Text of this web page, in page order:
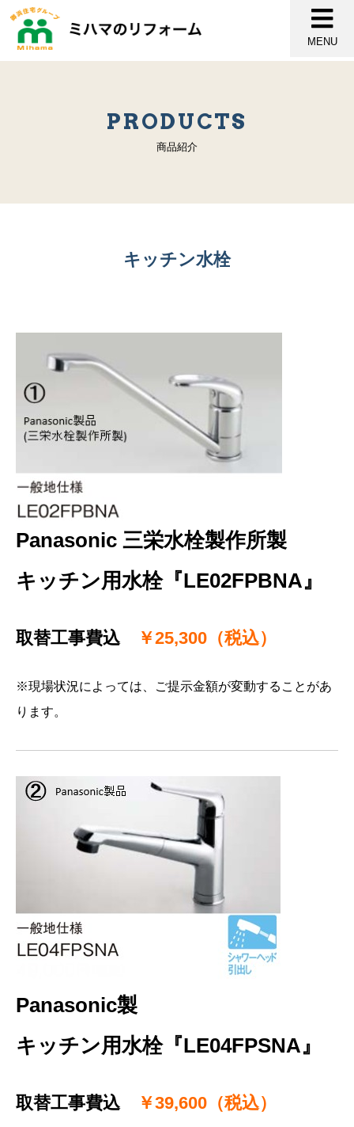
MENU
PRODUCTS
商品紹介
キッチン水栓
Panasonic 三栄水栓製作所製
キッチン用水栓『LE02FPBNA』
取替工事費込 ￥25,300（税込）
※現場状況によっては、ご提示金額が変動することがあ
ります。
Panasonic製
キッチン用水栓『LE04FPSNA』
取替工事費込 ￥39,600（税込）